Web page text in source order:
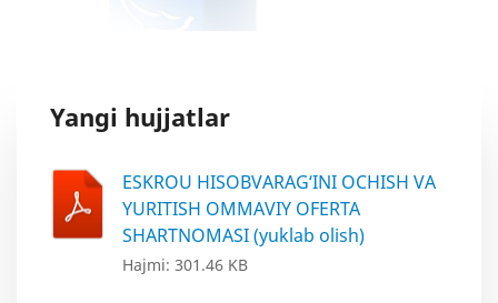
Yangi hujjatlar
ESKROU HISOBVARAG‘INI OCHISH VA
YURITISH OMMAVIY OFERTA
SHARTNOMASI (yuklab olish)
Hajmi: 301.46 KB